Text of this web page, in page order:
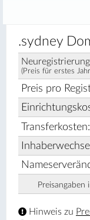
.sydney
(Preis für erstes
Preis pro
Transferkosten:
Hinweis zu